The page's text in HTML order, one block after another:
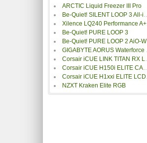
ARCTIC Liquid Freezer III Pro
Be-Quiet! SILENT LOOP 3 All-in-One-Wasserkühlung
Xilence LQ240 Performance A+ AiO-Wasserkühler
Be-Quiet! PURE LOOP 3
Be-Quiet! PURE LOOP 2 AiO-Wasserkühlung
GIGABYTE AORUS Waterforce X II AiO-Wasserkühler
Corsair iCUE LINK TITAN RX LCD AiO-Wasserkühler
Corsair iCUE H150i ELITE CAPELLIX TX weiß
Corsair iCUE H1xxi ELITE LCD XT AIO-Wasserkühler
NZXT Kraken Elite RGB